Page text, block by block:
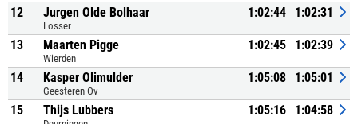
12 Jurgen Olde Bolhaar
Losser
1:02:44 1:02:31
13 Maarten Pigge
Wierden
1:02:45 1:02:39
14 Kasper Olimulder
Geesteren Ov
1:05:08 1:05:01
15 Thijs Lubbers 1:05:16 1:04:58